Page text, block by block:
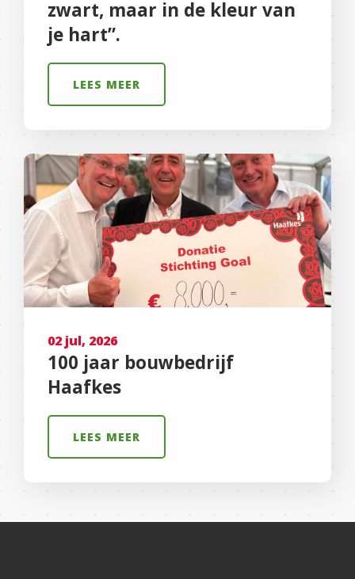
zwart, maar in de kleur van
je hart”.
LEES MEER
02 jul, 2026
100 jaar bouwbedrijf
Haafkes
LEES MEER